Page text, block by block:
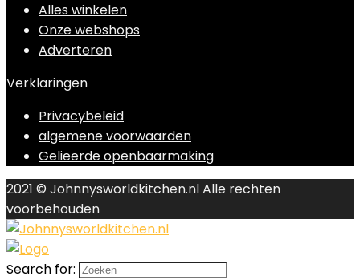
Alles winkelen
Onze webshops
Adverteren
Verklaringen
Privacybeleid
algemene voorwaarden
Gelieerde openbaarmaking
2021 © Johnnysworldkitchen.nl Alle rechten
voorbehouden
Search for: